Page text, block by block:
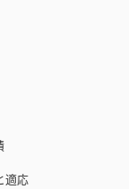
適応